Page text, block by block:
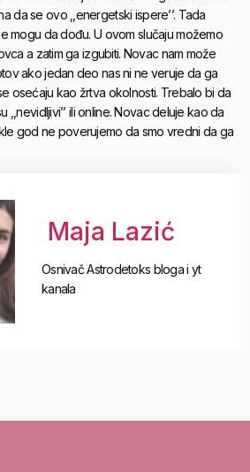
da se ovo ,,energetski ispere’’. Tada
mogu da dođu. U ovom slučaju možemo
a zatim ga izgubiti. Novac nam može
ako jedan deo nas ni ne veruje da ga
osećaju kao žrtva okolnosti. Trebalo bi da
,,nevidljivi’’ ili online. Novac deluje kao da
god ne poverujemo da smo vredni da ga
Maja Lazić
Osnivač Astrodetoks bloga i yt
kanala